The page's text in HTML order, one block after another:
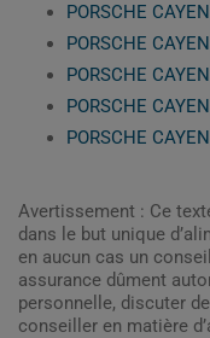
PORSCHE
PORSCHE
PORSCHE
PORSCHE
PORSCHE
Avertissement : Ce
dans le but unique
en aucun cas un
assurance dûment
personnelle, discuter
conseiller en matière